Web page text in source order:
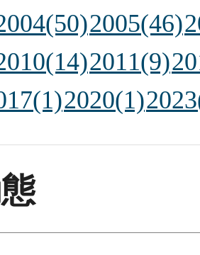
2005(46)
2011(9)
2020(1)